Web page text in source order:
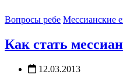
Вопросы ребе Мессианские
Как стать
12.03.2013